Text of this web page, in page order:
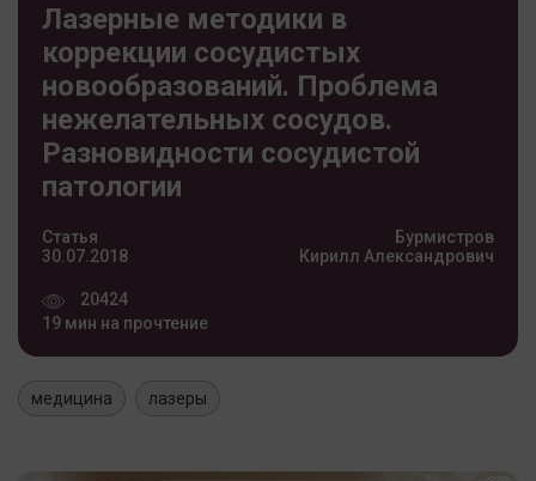
Лазерные методики в
коррекции сосудистых
новообразований. Проблема
нежелательных сосудов.
Разновидности сосудистой
патологии
Статья
30.07.2018
20424
19 мин на прочтение
Бурмистров
Кирилл Александрович
медицина лазеры